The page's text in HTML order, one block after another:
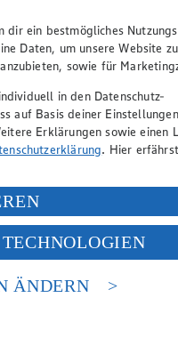
dir ein bestmögliches
Daten, um unsere Website zu
sowie für
in den Datenschutz-
auf Basis deiner
Erklärungen sowie einen
. Hier
USA durch Facebook und
des Art. 49 Abs. 1 Satz 1 lit.
Der EuGH sieht die USA als
Datenschutzniveau an. Es
ÄNDERN